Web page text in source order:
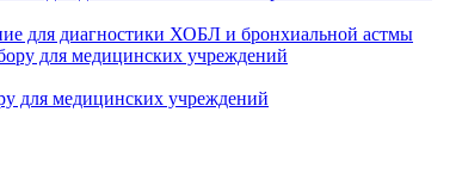
для диагностики ХОБЛ и бронхиальной астмы
для медицинских учреждений